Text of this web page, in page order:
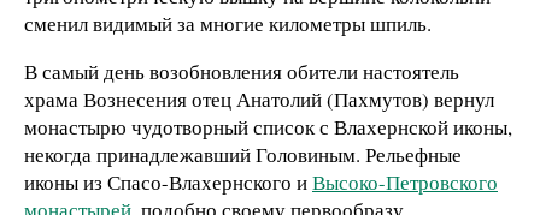
сменил видимый за многие километры шпиль.
В самый день возобновления обители настоятель
храма Вознесения отец Анатолий (Пахмутов) вернул
монастырю чудотворный список с Влахернской иконы,
некогда принадлежавший Головиным. Рельефные
иконы из Спасо-Влахернского иВысоко-Петровского
монастырей, подобно своему первообразу